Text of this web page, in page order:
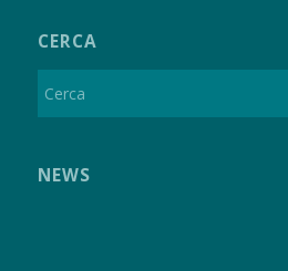
CERCA
NEWS